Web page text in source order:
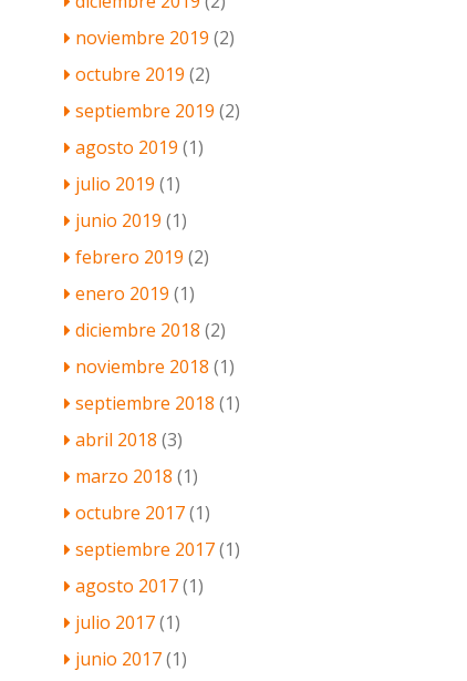
noviembre 2019 (2)
octubre 2019 (2)
septiembre 2019 (2)
agosto 2019 (1)
julio 2019 (1)
junio 2019 (1)
febrero 2019 (2)
enero 2019 (1)
diciembre 2018 (2)
noviembre 2018 (1)
septiembre 2018 (1)
abril 2018 (3)
marzo 2018 (1)
octubre 2017(1)
septiembre 2017(1)
agosto 2017(1)
julio 2017(1)
junio 2017(1)